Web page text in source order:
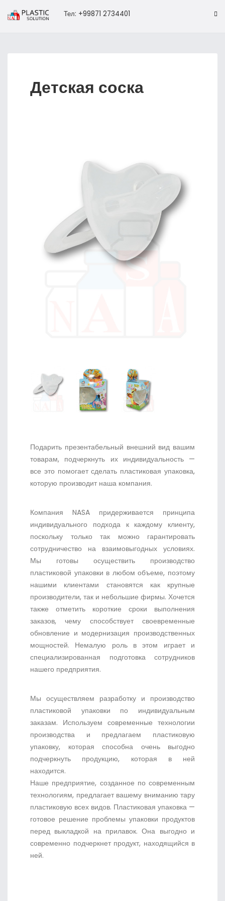
Тел: +99871 2734401
Детская соска
Подарить презентабельный внешний вид вашим
товарам, подчеркнуть их индивидуальность —
все это помогает сделать пластиковая упаковка,
которую производит наша компания.
Компания NASA придерживается принципа
индивидуального подхода к каждому клиенту,
поскольку только так можно гарантировать
сотрудничество на взаимовыгодных условиях.
Мы готовы осуществить производство
пластиковой упаковки в любом объеме, поэтому
нашими клиентами становятся как крупные
производители, так и небольшие фирмы. Хочется
также отметить короткие сроки выполнения
заказов, чему способствует своевременные
обновление и модернизация производственных
мощностей. Немалую роль в этом играет и
специализированная подготовка сотрудников
нашего предприятия.
Мы осуществляем разработку и производство
пластиковой упаковки по индивидуальным
заказам. Используем современные технологии
производства и предлагаем пластиковую
упаковку, которая способна очень выгодно
подчеркнуть продукцию, которая в ней
находится.
Наше предприятие, созданное по современным
технологиям, предлагает вашему вниманию тару
пластиковую всех видов. Пластиковая упаковка —
готовое решение проблемы упаковки продуктов
перед выкладкой на прилавок. Она выгодно и
современно подчеркнет продукт, находящийся в
ней.